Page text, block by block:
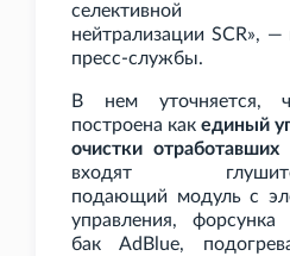
селективной
нейтрализации SCR», —
пресс-службы.
В нем уточняется,
построена как единый
очистки отработавших
входят
подающий модуль с
управления, форсунка
бак AdBlue,